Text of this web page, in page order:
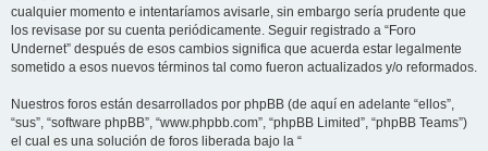
cualquier momento e intentaríamos avisarle, sin embargo sería prudente que
los revisase por su cuenta periódicamente. Seguir registrado a “Foro
Undernet” después de esos cambios significa que acuerda estar legalmente
sometido a esos nuevos términos tal como fueron actualizados y/o reformados.
Nuestros foros están desarrollados por phpBB (de aquí en adelante “ellos”,
“sus”, “software phpBB”, “www.phpbb.com”, “phpBB Limited”, “phpBB Teams”)
el cual es una solución de foros liberada bajo la “